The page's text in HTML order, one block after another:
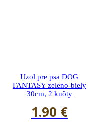
Uzol pre psa DOG
FANTASY zeleno-biely
30cm, 2 knôty
1.90 €